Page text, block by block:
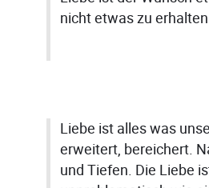
nicht etwas zu
Liebe ist alles was
erweitert, bereichert.
und Tiefen. Die Liebe